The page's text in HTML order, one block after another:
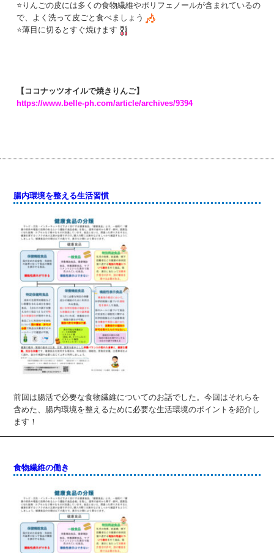
⭐りんごの皮には多くの食物繊維やポリフェノールが含まれているの
で、よく洗って皮ごと食べましょう
⭐薄目に切るとすぐ焼けます
【ココナッツオイルで焼きりんご】
https://www.belle-ph.com/article/archives/9394
腸内環境を整える生活習慣
前回は腸活で必要な食物繊維についてのお話でした。今回はそれらを
含めた、腸内環境を整えるために必要な生活環境のポイントを紹介し
ます！
食物繊維の働き